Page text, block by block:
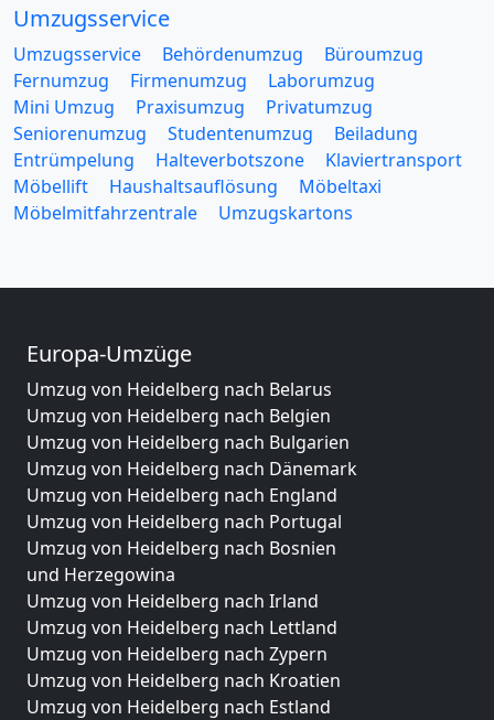
Umzugsservice
Umzugsservice Behördenumzug
Büroumzug
Fernumzug
Firmenumzug
Laborumzug
Mini Umzug
Praxisumzug
Privatumzug
Seniorenumzug
Studentenumzug
Beiladung
Entrümpelung
Halteverbotszone
Klaviertransport
Möbellift
Haushaltsauflösung
Möbeltaxi
Möbelmitfahrzentrale
Umzugskartons
Europa-Umzüge
Umzug von Heidelberg nach Belarus
Umzug von Heidelberg nach Belgien
Umzug von Heidelberg nach Bulgarien
Umzug von Heidelberg nach Dänemark
Umzug von Heidelberg nach England
Umzug von Heidelberg nach Portugal
Umzug von Heidelberg nach Bosnien
und Herzegowina
Umzug von Heidelberg nach Irland
Umzug von Heidelberg nach Lettland
Umzug von Heidelberg nach Zypern
Umzug von Heidelberg nach Kroatien
Umzug von Heidelberg nach Estland